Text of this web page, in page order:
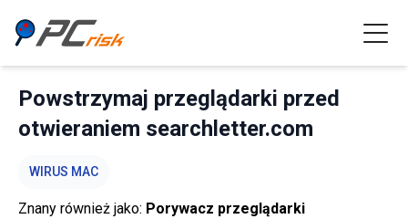
Powstrzymaj przeglądarki przed
otwieraniem searchletter.com
WIRUS MAC
Znany również jako: Porywacz przeglądarki